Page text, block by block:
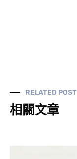
RELATED POST
相關文章